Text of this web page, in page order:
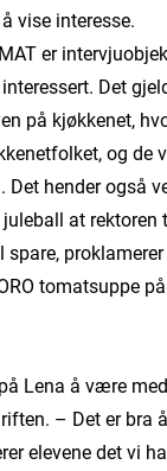
vise interesse.
er
Det
på kjøkkenet,
og de
hender også
at rektoren
tomatsuppe
Lena å være
– Det er bra
elevene det vi